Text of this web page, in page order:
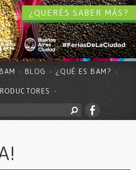
¿QUERÉS SABER MÁS?
BLOG ¿QUÉ ES BAM?